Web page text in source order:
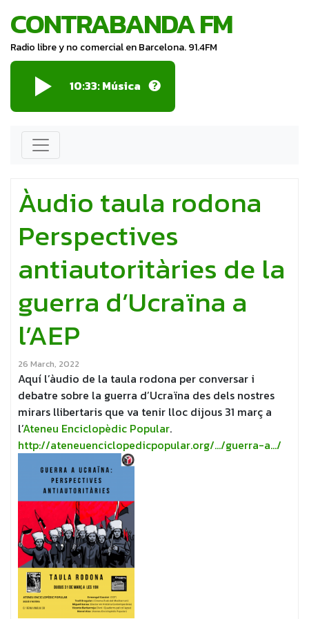
CONTRABANDA FM
Radio libre y no comercial en Barcelona. 91.4FM
10:33: Música
Àudio taula rodona
Perspectives
antiautoritàries de la
guerra d’Ucraïna a
l’AEP
26 March, 2022
Aquí l’àudio de la taula rodona per conversar i
debatre sobre la guerra d’Ucraïna des dels nostres
mirars llibertaris que va tenir lloc dijous 31 març a
l’Ateneu Enciclopèdic Popular.
http://ateneuenciclopedicpopular.org/…/guerra-a…/